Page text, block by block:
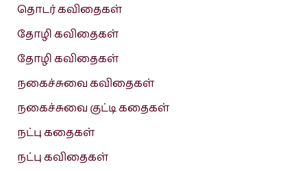
தொடர் கவிதைகள்
தோழி கவிதைகள்
தோழி கவிதைகள்
நகைச்சுவை கவிதைகள்
நகைச்சுவை குட்டி கதைகள்
நட்பு கதைகள்
நட்பு கவிதைகள்